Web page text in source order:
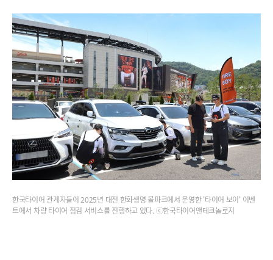
한국타이어 관계자들이 2025년 대전 한화생명 볼파크에서 운영한 '타이어 보이' 이벤
트에서 차량 타이어 점검 서비스를 진행하고 있다. ⓒ한국타이어앤테크놀로지